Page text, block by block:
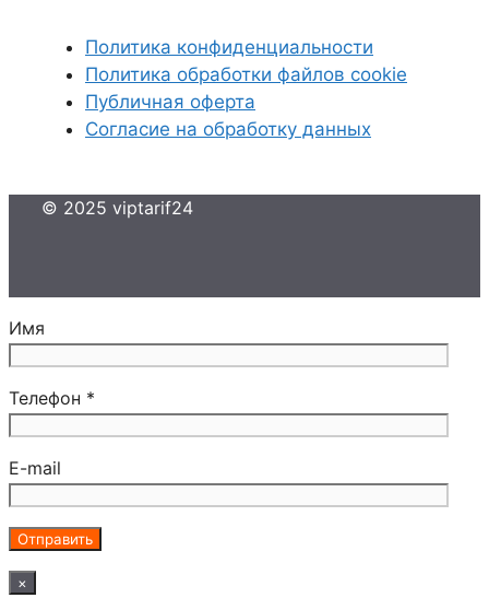
Политика конфиденциальности
Политика обработки файлов cookie
Публичная оферта
Согласие на обработку данных
© 2025 viptarif24
Имя
Телефон *
E-mail
×